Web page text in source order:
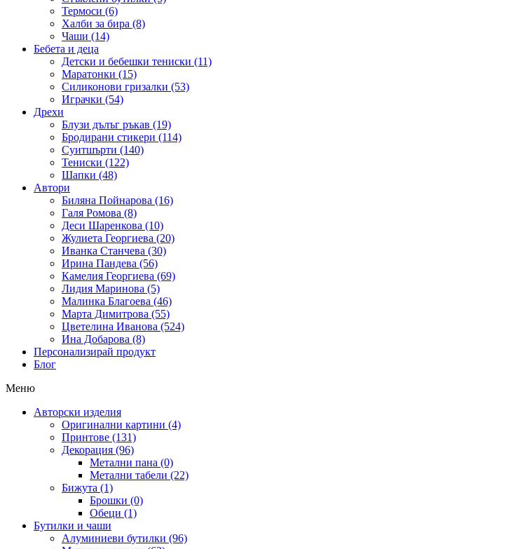
Термоси (6)
Халби за бира (8)
Чаши (14)
Бебета и деца
Детски и бебешки тениски (11)
Маратонки (15)
Силиконови гризалки (53)
Играчки (54)
Дрехи
Блузи дълъг ръкав (19)
Бродирани стикери (114)
Суитшърти (140)
Тениски (122)
Шапки (48)
Автори
Биляна Пойнарова (16)
Галя Ромова (8)
Деси Шаренкова (10)
Жулиета Георгиева (20)
Иванка Станчева (30)
Ирина Пандева (56)
Камелия Георгиева (69)
Лидия Маринова (5)
Малинка Благоева (46)
Марта Димитрова (55)
Цветелина Иванова (524)
Ина Добарова (8)
Персонализирай продукт
Блог
Меню
Авторски изделия
Оригинални картини (4)
Принтове (131)
Декорация (96)
Метални пана (0)
Метални табели (22)
Бижута (1)
Брошки (0)
Обеци (1)
Бутилки и чаши
Алуминиеви бутилки (96)